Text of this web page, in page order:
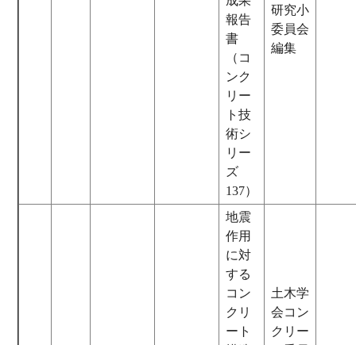
報告
書
（コ
ンク
リー
ト技
術シ
リー
ズ
137）
研究小
委員会
編集
地震
作用
に対
する
コン
クリ
ート
土木学
会コン
クリー